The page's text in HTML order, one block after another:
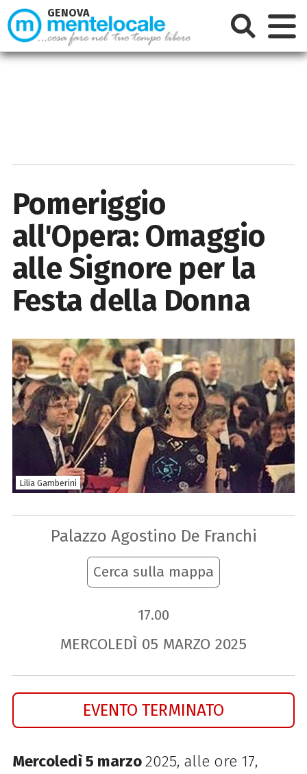
Pomeriggio
all'Opera: Omaggio
alle Signore per la
Festa della Donna
Lilia Gamberini
Palazzo Agostino De Franchi
Cerca sulla mappa
17.00
MERCOLEDÌ 05 MARZO 2025
EVENTO TERMINATO
Mercoledì 5 marzo2025, alle ore 17,
GENOVA